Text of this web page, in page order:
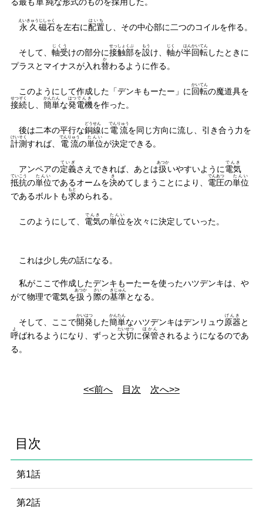
永久
えいきゅう
磁石
じしゃく
を左右に配置
はいち
し、その中心部に二つのコイルを作る。
そして、 軸受
じくう
けの部分に接触部
せっしょくぶ
を設
もう
け、 軸
じく
が半回転
はんかいてん
したときに
プラスとマイナスが入れ替
か
わるように作る。
このようにして作成した「デンキもーたー」に回転
かいてん
の魔道具を
接続
せつぞく
し、 簡単
かんたん
な発
はつ
電機
でんき
を作った。
後は二本の平行な銅線
どうせん
に 電流
でんりゅう
を同じ方向に流し、引き合う力を
計測
けいそく
すれば、 電流
でんりゅう
の単位
たんい
が決定できる。
アンペアの定義
ていぎ
さえできれば、あとは扱
あつか
いやすいように電気
でんき
抵抗
ていこう
の単位
たんい
であるオームを決
き
めてしまうことにより、 電圧
でんあつ
の単位
たんい
であるボルトも求
もと
められる。
このようにして、 電気
でんき
の単位
たんい
を次々に決定していった。
これは少し先の話になる。
私がここで作成したデンキもーたーを使ったハツデンキは、や
がて物理で電気を扱
あつか
う 際
さい
の基準
きじゅん
となる。
そして、ここで開発
かいはつ
した簡単
かんたん
なハツデンキはデンリュウ 原器
げんき
と
呼
よ
ばれるようになり、ずっと 大切
たいせつ
に保管
ほかん
されるようになるのであ
る。
<<前へ 目次 次へ>>
目次
第1話
第2話